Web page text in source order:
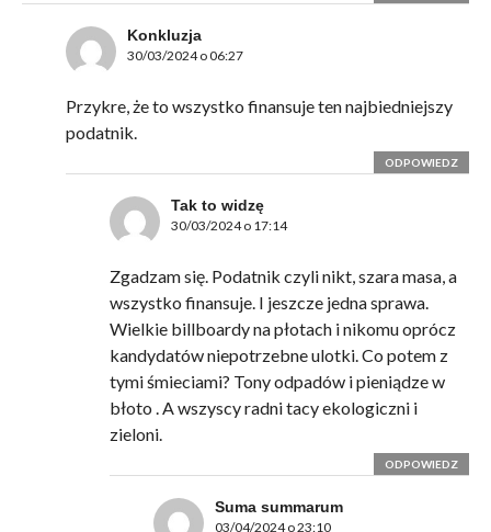
Konkluzja
30/03/2024 o 06:27
Przykre, że to wszystko finansuje ten najbiedniejszy
podatnik.
ODPOWIEDZ
Tak to widzę
30/03/2024 o 17:14
Zgadzam się. Podatnik czyli nikt, szara masa, a
wszystko finansuje. I jeszcze jedna sprawa.
Wielkie billboardy na płotach i nikomu oprócz
kandydatów niepotrzebne ulotki. Co potem z
tymi śmieciami? Tony odpadów i pieniądze w
błoto . A wszyscy radni tacy ekologiczni i
zieloni.
ODPOWIEDZ
Suma summarum
03/04/2024 o 23:10